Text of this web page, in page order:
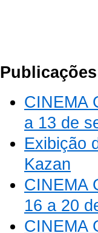
CINEMA
a 13 de
Exibição
Kazan
CINEMA
16 a 20
CINEMA